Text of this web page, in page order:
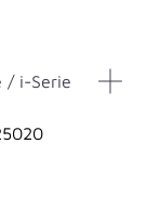
/ i-Serie